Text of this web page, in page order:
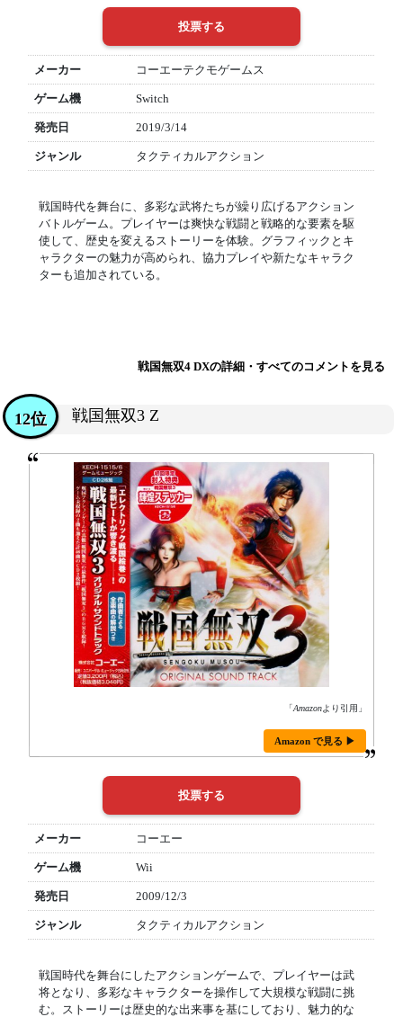
メーカー コーエーテクモゲームス
ゲーム機 Switch
発売日 2019/3/14
ジャンル タクティカルアクション
戦国時代を舞台に、多彩な武将たちが繰り広げるアクション
バトルゲーム。プレイヤーは爽快な戦闘と戦略的な要素を駆
使して、歴史を変えるストーリーを体験。グラフィックとキ
ャラクターの魅力が高められ、協力プレイや新たなキャラク
ターも追加されている。
戦国無双4 DXの詳細・すべてのコメントを見る
戦国無双3 Z
12位
「Amazonより引用」
Amazon で見る ▶
メーカー コーエー
ゲーム機 Wii
発売日 2009/12/3
ジャンル タクティカルアクション
戦国時代を舞台にしたアクションゲームで、プレイヤーは武
将となり、多彩なキャラクターを操作して大規模な戦闘に挑
む。ストーリーは歴史的な出来事を基にしており、魅力的な